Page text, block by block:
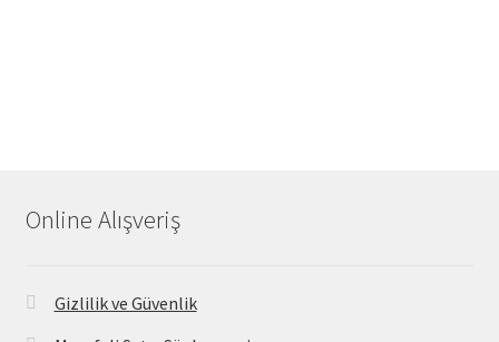
Online Alışveriş
Gizlilik ve Güvenlik